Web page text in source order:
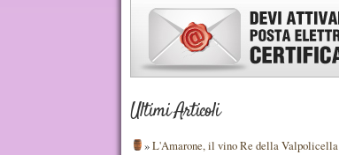
Ultimi Articoli
»L'Amarone, il vino Re della Valpolicella